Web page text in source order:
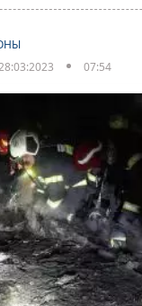
07:54